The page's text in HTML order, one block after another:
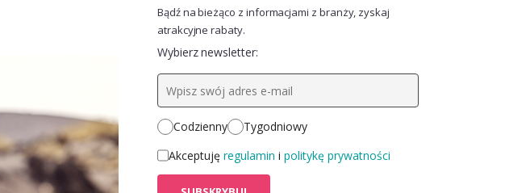
Bądź na bieżąco z informacjami z branży, zyskaj
atrakcyjne rabaty.
Wybierz newsletter:
Codzienny
Tygodniowy
Akceptuję regulamin i politykę prywatności